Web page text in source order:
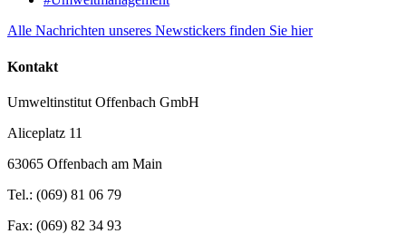
Alle Nachrichten unseres Newstickers finden Sie hier
Kontakt
Umweltinstitut Offenbach GmbH
Aliceplatz 11
63065 Offenbach am Main
Tel.: (069) 81 06 79
Fax: (069) 82 34 93